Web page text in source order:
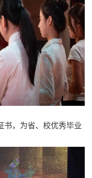
书，为省、校优秀毕业